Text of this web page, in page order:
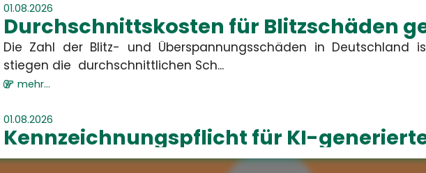
01.08.2026
Durchschnittskosten für Blitzschäden
Die Zahl der Blitz- und Überspannungsschäden in Deutschland
stiegen die durchschnittlichen Sch...
mehr...
01.08.2026
Kennzeichnungspflicht für KI-
Ab dem 2. August 2026 müssen Unternehmen in Deutschland KI-